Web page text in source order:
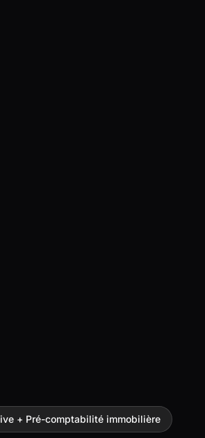
+ Pré-comptabilité immobilière